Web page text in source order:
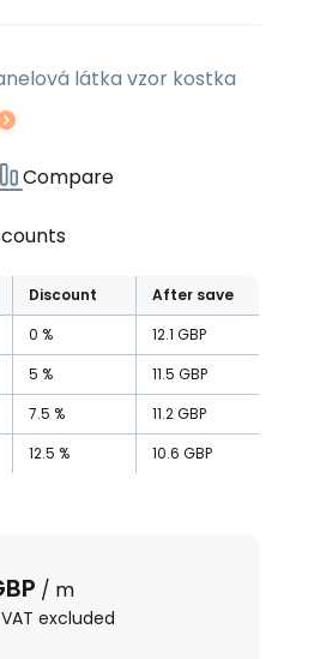
látka vzor kostka
Compare
Discount
After save
0 % 12.1 GBP
5 % 11.5 GBP
7.5 % 11.2GBP
12.5 % 10.6 GBP
/ m
VAT excluded